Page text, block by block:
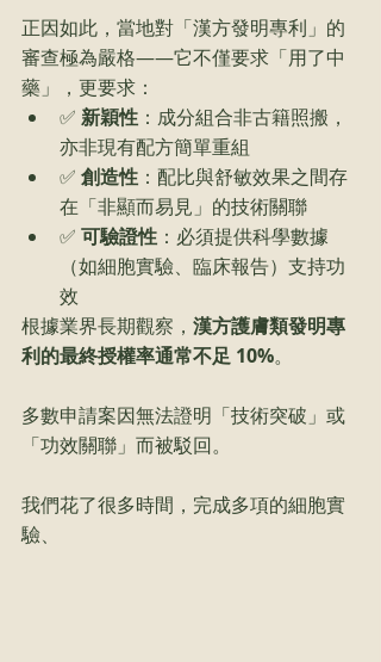
正因如此，當地對「漢方發明專利」的
審查極為嚴格——它不僅要求「用了中
藥」，更要求：
✅ 新穎性 ：成分組合非古籍照搬，
亦非現有配方簡單重組
✅ 創造性 ：配比與舒敏效果之間存
在「非顯而易見」的技術關聯
✅ 可驗證性 ：必須提供科學數據
（如細胞實驗、臨床報告）支持功
效
根據業界長期觀察， 漢方護膚類發明專
利的最終授權率通常不足 10%。
多數申請案因無法證明「技術突破」或
「功效關聯」而被駁回。
我們花了很多時間，完成多項的細胞實
驗、